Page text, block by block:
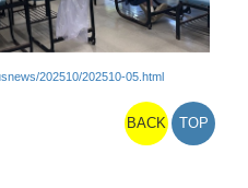
202510/202510-05.html
BACK TOP